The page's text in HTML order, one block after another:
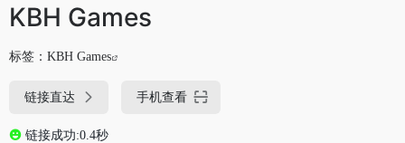
KBH Games
标签： KBH Games
链接直达 手机查看
链接成功:0.4秒